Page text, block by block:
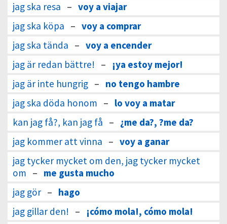
jag ska resa – voy a viajar
jag ska köpa – voy a comprar
jag ska tända – voy a encender
jag är redan bättre! –
¡ya estoy mejor!
jag är inte hungrig – no tengo hambre
jag ska döda honom – lo voy a matar
kan jag få?, kan jag få – ¿me da?, ?me da?
jag kommer att vinna – voy a ganar
jag tycker mycket om den, jag tycker mycket
om – me gusta mucho
jag gör – hago
jag gillar den! –
¡cómo mola!, cómo mola!